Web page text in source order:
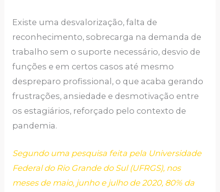
Existe uma desvalorização, falta de
reconhecimento, sobrecarga na demanda de
trabalho sem o suporte necessário, desvio de
funções e em certos casos até mesmo
despreparo profissional, o que acaba gerando
frustrações, ansiedade e desmotivação entre
os estagiários, reforçado pelo contexto de
pandemia.
Segundo uma pesquisa feita pela Universidade
Federal do Rio Grande do Sul (UFRGS), nos
meses de maio, junho e julho de 2020, 80% da